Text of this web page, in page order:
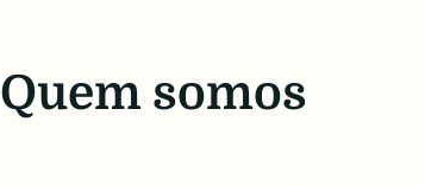
Quem somos